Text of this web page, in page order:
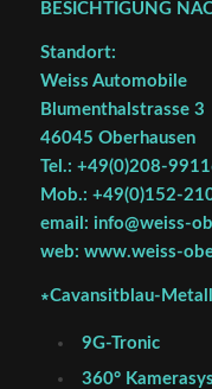
BESICHTIGUNG
Standort:
Weiss Automobile
Blumenthalstrasse 3
46045 Oberhausen
Tel.: +49(0)208-
Mob.: +49(0)152-
email: info@weiss-
web: www.weiss-
∗Cavansitblau-
9G-Tronic
360°